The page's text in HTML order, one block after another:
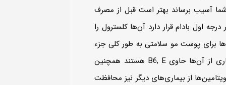
آسیب برساند بهتر است قبل از مصرف
اول بادام قرار دارد آن‌ها کلسترول را
برای پوست مو سلامتی به طور کلی جزء
موارد عالی هستند همچنین اعتقاد بر این است که آن‌ها از قلب بسیاری از آن‌ها حاوی B6, E هستند همچنین
از بیماری‌‌های دیگر نیز محافظت